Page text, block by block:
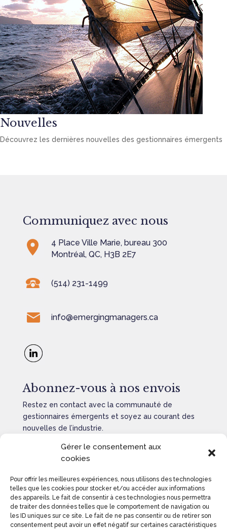
Gérer le consentement aux
cookies
Pour offrir les meilleures expériences, nous utilisons des technologies
telles que les cookies pour stocker et/ou accéder aux informations
des appareils. Le fait de consentir à ces technologies nous permettra
de traiter des données telles que le comportement de navigation ou
les ID uniques sur ce site. Le fait de ne pas consentir ou de retirer son
consentement peut avoir un effet négatif sur certaines caractéristiques
Nouvelles
Découvrez les dernières nouvelles des gestionnaires émergents
Communiquez avec nous
4 Place Ville Marie, bureau 300
Montréal, QC, H3B 2E7
(514) 231-1499
info@emergingmanagers.ca
Abonnez-vous à nos envois
Restez en contact avec la communauté de
gestionnaires émergents et soyez au courant des
nouvelles de l’industrie.
5 + 8= ENVOYER